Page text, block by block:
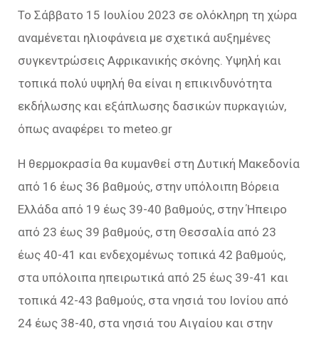
Το Σάββατο 15 Ιουλίου 2023 σε ολόκληρη τη χώρα
αναμένεται ηλιοφάνεια με σχετικά αυξημένες
συγκεντρώσεις Αφρικανικής σκόνης. Υψηλή και
τοπικά πολύ υψηλή θα είναι η επικινδυνότητα
εκδήλωσης και εξάπλωσης δασικών πυρκαγιών,
όπως αναφέρει το meteo.gr
Η θερμοκρασία θα κυμανθεί στη Δυτική Μακεδονία
από 16 έως 36 βαθμούς, στην υπόλοιπη Βόρεια
Ελλάδα από 19 έως 39-40 βαθμούς, στην Ήπειρο
από 23 έως 39 βαθμούς, στη Θεσσαλία από 23
έως 40-41 και ενδεχομένως τοπικά 42 βαθμούς,
στα υπόλοιπα ηπειρωτικά από 25 έως 39-41 και
τοπικά 42-43 βαθμούς, στα νησιά του Ιονίου από
24 έως 38-40, στα νησιά του Αιγαίου και στην